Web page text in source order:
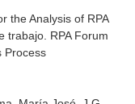
the Analysis of RPA
trabajo. RPA Forum
Process